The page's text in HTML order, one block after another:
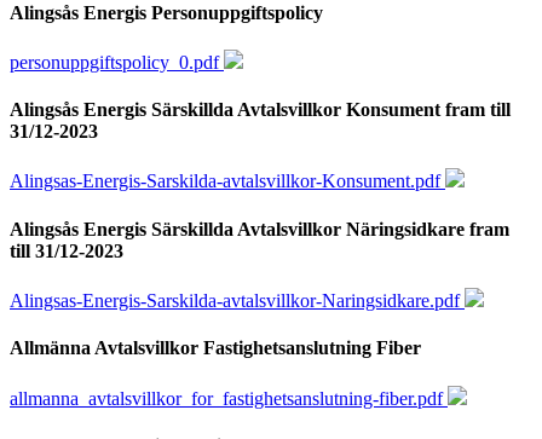
Alingsås Energis Personuppgiftspolicy
personuppgiftspolicy_0.pdf
Alingsås Energis Särskillda Avtalsvillkor Konsument fram till
31/12-2023
Alingsas-Energis-Sarskilda-avtalsvillkor-Konsument.pdf
Alingsås Energis Särskillda Avtalsvillkor Näringsidkare fram
till 31/12-2023
Alingsas-Energis-Sarskilda-avtalsvillkor-Naringsidkare.pdf
Allmänna Avtalsvillkor Fastighetsanslutning Fiber
allmanna_avtalsvillkor_for_fastighetsanslutning-fiber.pdf